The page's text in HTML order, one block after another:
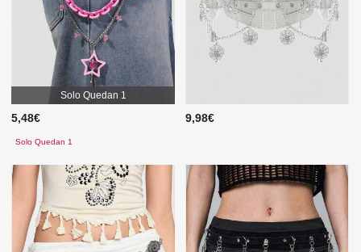
Solo Quedan 1
5,48€
Solo Quedan 1
9,98€